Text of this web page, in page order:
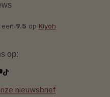
9.5 op Kiyoh
op:
nieuwsbrief